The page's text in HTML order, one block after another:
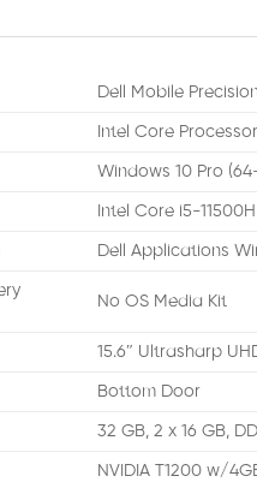
Dell Mobile
Intel Core
Windows 10 Pro
Intel Core i5-
Dell Applications
No OS Media Kit
15.6″ Ultrasharp
Bottom Door
32 GB, 2 x 16 GB,
NVIDIA T1200 w/